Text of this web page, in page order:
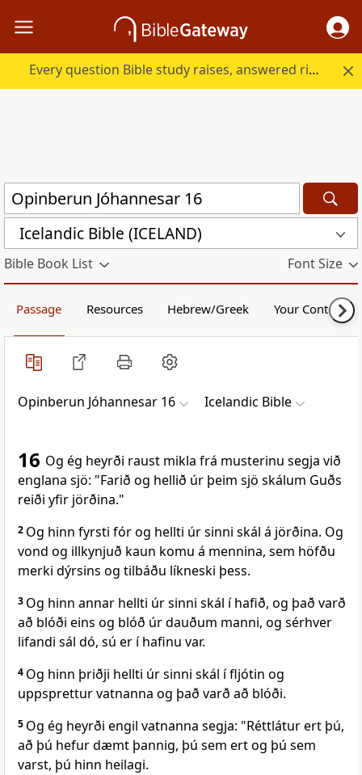
Every question Bible study raises, answered right here.
Icelandic Bible (ICELAND)
Bible Book List Font Size
Passage Resources Hebrew/Greek Your Content
Opinberun Jóhannesar 16 Icelandic Bible
16 Og ég heyrði raust mikla frá musterinu segja við
englana sjö: "Farið og hellið úr þeim sjö skálum Guðs
reiði yfir jörðina."
2 Og hinn fyrsti fór og hellti úr sinni skál á jörðina. Og
vond og illkynjuð kaun komu á mennina, sem höfðu
merki dýrsins og tilbáðu líkneski þess.
3 Og hinn annar hellti úr sinni skál í hafið, og það varð
að blóði eins og blóð úr dauðum manni, og sérhver
lifandi sál dó, sú er í hafinu var.
4 Og hinn þriðji hellti úr sinni skál í fljótin og
uppsprettur vatnanna og það varð að blóði.
5 Og ég heyrði engil vatnanna segja: "Réttlátur ert þú,
að þú hefur dæmt þannig, þú sem ert og þú sem
varst, þú hinn heilagi.